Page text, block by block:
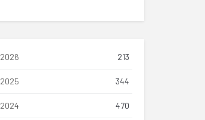
2026 213
2025 344
2024 470